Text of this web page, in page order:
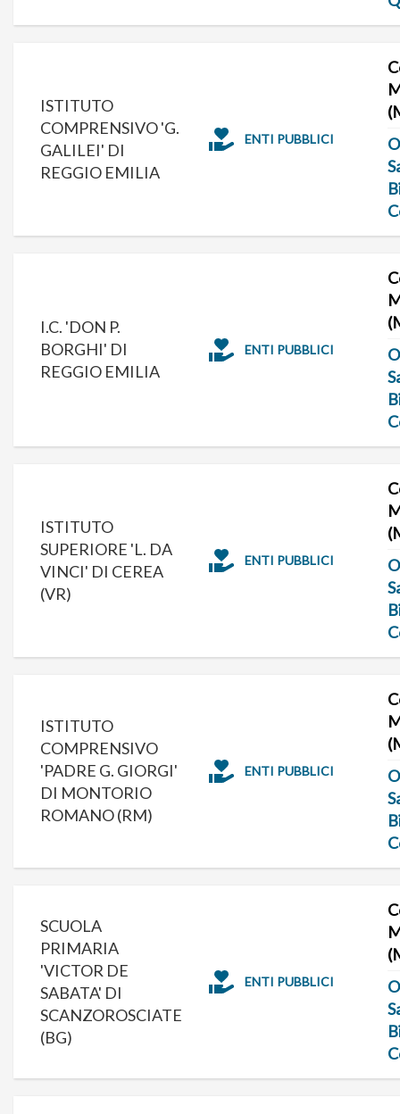
ISTITUTO
COMPRENSIVO 'G.
GALILEI' DI
REGGIO EMILIA
ENTI PUBBLICI
I.C. 'DON P.
BORGHI' DI
REGGIO EMILIA
ENTI PUBBLICI
ISTITUTO
SUPERIORE 'L. DA
VINCI' DI CEREA
(VR)
ENTI PUBBLICI
ISTITUTO
COMPRENSIVO
'PADRE G. GIORGI'
DI MONTORIO
ROMANO (RM)
ENTI PUBBLICI
SCUOLA
PRIMARIA
'VICTOR DE
SABATA' DI
SCANZOROSCIATE
(BG)
ENTI PUBBLICI